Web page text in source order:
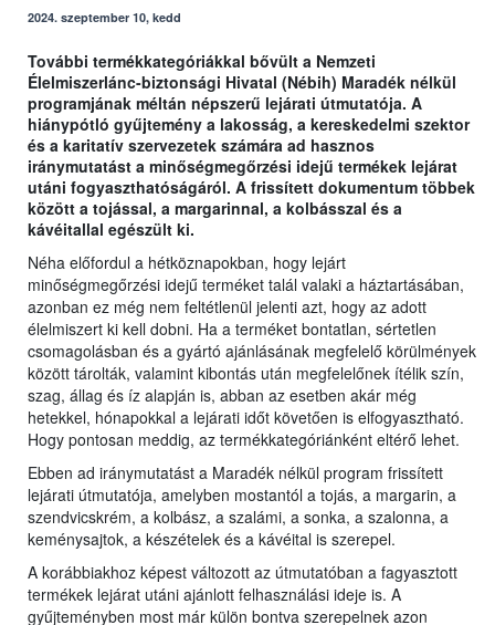
2024. szeptember 10, kedd
További termékkategóriákkal bővült a Nemzeti
Élelmiszerlánc-biztonsági Hivatal (Nébih) Maradék nélkül
programjának méltán népszerű lejárati útmutatója. A
hiánypótló gyűjtemény a lakosság, a kereskedelmi szektor
és a karitatív szervezetek számára ad hasznos
iránymutatást a minőségmegőrzési idejű termékek lejárat
utáni fogyaszthatóságáról. A frissített dokumentum többek
között a tojással, a margarinnal, a kolbásszal és a
kávéitallal egészült ki.
Néha előfordul a hétköznapokban, hogy lejárt
minőségmegőrzési idejű terméket talál valaki a háztartásában,
azonban ez még nem feltétlenül jelenti azt, hogy az adott
élelmiszert ki kell dobni. Ha a terméket bontatlan, sértetlen
csomagolásban és a gyártó ajánlásának megfelelő körülmények
között tárolták, valamint kibontás után megfelelőnek ítélik szín,
szag, állag és íz alapján is, abban az esetben akár még
hetekkel, hónapokkal a lejárati időt követően is elfogyasztható.
Hogy pontosan meddig, az termékkategóriánként eltérő lehet.
Ebben ad iránymutatást a Maradék nélkül program frissített
lejárati útmutatója, amelyben mostantól a tojás, a margarin, a
szendvicskrém, a kolbász, a szalámi, a sonka, a szalonna, a
keménysajtok, a készételek és a kávéital is szerepel.
A korábbiakhoz képest változott az útmutatóban a fagyasztott
termékek lejárat utáni ajánlott felhasználási ideje is. A
gyűjteményben most már külön bontva szerepelnek azon